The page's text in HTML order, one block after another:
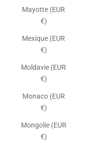
Mayotte (EUR
€)
Mexique (EUR
€)
Moldavie (EUR
€)
Monaco (EUR
€)
Mongolie (EUR
€)